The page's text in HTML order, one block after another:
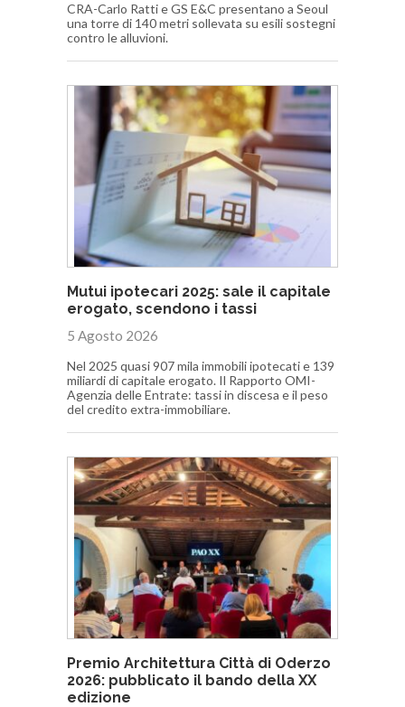
CRA-Carlo Ratti e GS E&C presentano a Seoul
una torre di 140 metri sollevata su esili sostegni
contro le alluvioni.
Mutui ipotecari 2025: sale il capitale
erogato, scendono i tassi
5 Agosto 2026
Nel 2025 quasi 907 mila immobili ipotecati e 139
miliardi di capitale erogato. Il Rapporto OMI-
Agenzia delle Entrate: tassi in discesa e il peso
del credito extra-immobiliare.
Premio Architettura Città di Oderzo
2026: pubblicato il bando della XX
edizione